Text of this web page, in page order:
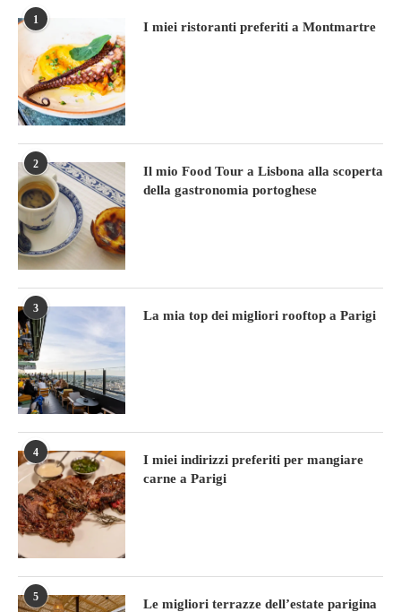
1
I miei ristoranti preferiti a Montmartre
2
Il mio Food Tour a Lisbona alla scoperta
della gastronomia portoghese
3
La mia top dei migliori rooftop a Parigi
4
I miei indirizzi preferiti per mangiare
carne a Parigi
5
Le migliori terrazze dell’estate parigina